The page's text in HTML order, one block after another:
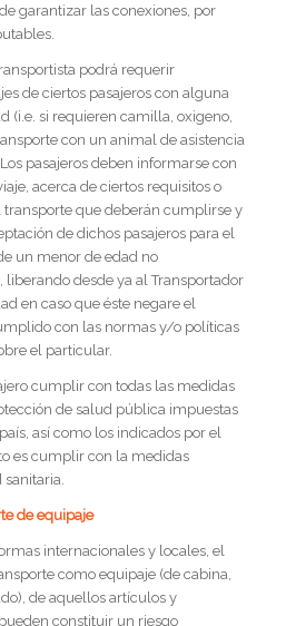
garantizar las conexiones, por
podrá requerir
de ciertos pasajeros con alguna
(i.e. si requieren camilla, oxigeno,
con un animal de asistencia
pasajeros deben informarse con
acerca de ciertos requisitos o
transporte que deberán cumplirse y
de dichos pasajeros para el
un menor de edad no
liberando desde ya al Transportador
en caso que éste negare el
con las normas y/o políticas
el particular.
cumplir con todas las medidas
de salud pública impuestas
así como los indicados por el
es cumplir con la medidas
sanitaria.
de equipaje
internacionales y locales, el
como equipaje (de cabina,
de aquellos artículos y
constituir un riesgo